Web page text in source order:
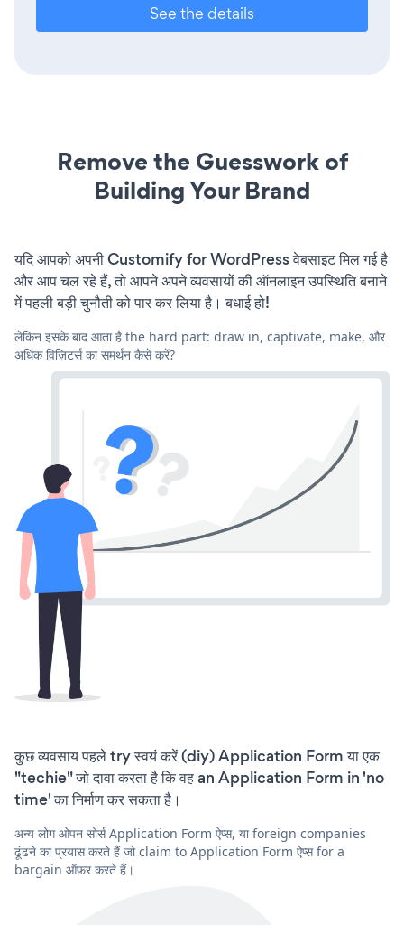
See the details
Remove the Guesswork of
Building Your Brand
यदि आपको अपनी Customify for WordPress वेबसाइट मिल गई है
और आप चल रहे हैं, तो आपने अपने व्यवसायों की ऑनलाइन उपस्थिति बनाने
में पहली बड़ी चुनौती को पार कर लिया है। बधाई हो!
लेकिन इसके बाद आता है the hard part: draw in, captivate, make, और
अधिक विज़िटर्स का समर्थन कैसे करें?
कुछ व्यवसाय पहले try स्वयं करें (diy) Application Form या एक
"techie" जो दावा करता है कि वह an Application Form in 'no
time' का निर्माण कर सकता है।
अन्य लोग ओपन सोर्स Application Form ऐप्स, या foreign companies
ढूंढने का प्रयास करते हैं जो claim to Application Form ऐप्स for a
bargain ऑफ़र करते हैं।